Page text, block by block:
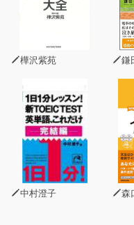
はどれくらい知ってい
自分の実家が仏教だと
名前や各宗派の教義の
本書は、『葬式は、要
の著書でも知られる宗
日本仏教の成り立ちと
コンパクトに解説した
入門書のベストセラー
樺沢紫苑 鎌
中村澄子 森